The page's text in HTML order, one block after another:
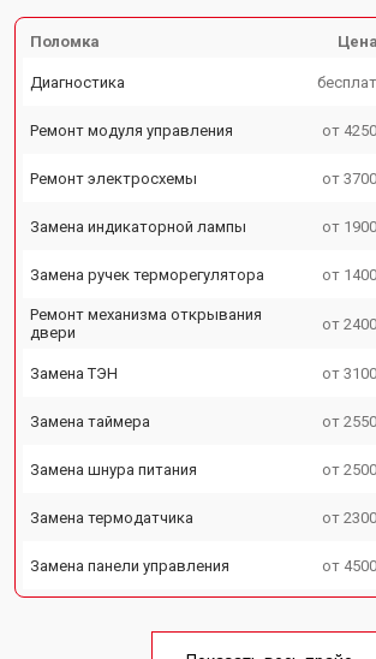
Поломка Цена
Диагностика
Ремонт модуля управления от
Ремонт электросхемы от
Замена индикаторной лампы от
Замена ручек терморегулятора от
Ремонт механизма открывания
двери
от
Замена ТЭН от
Замена таймера от
Замена шнура питания от
Замена термодатчика от
Замена панели управления от